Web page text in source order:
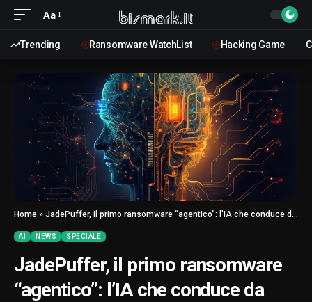
Aa
Trending Ransomware WatchList Hacking Game
Home » JadePuffer, il primo ransomware “agentico”: l’IA che conduce da sola un attacco informatico
AI NEWS SPECIALE
JadePuffer, il primo ransomware
“agentico”: l’IA che conduce da